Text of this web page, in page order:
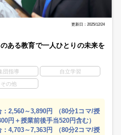
更新日：2025/12/24
ある教育で一人ひとりの未来を
団指導 自立学習
その他
2,560～3,890円 （80分1コマ/授
円＋授業前後手当520円含む）
4,703～7,363円 （80分2コマ/授